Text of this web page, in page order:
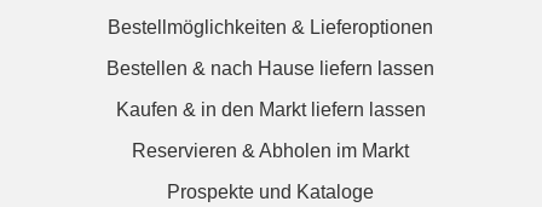
Bestellmöglichkeiten & Lieferoptionen
Bestellen & nach Hause liefern lassen
Kaufen & in den Markt liefern lassen
Reservieren & Abholen im Markt
Prospekte und Kataloge